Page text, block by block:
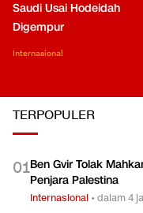
Saudi Usai Hodeidah
Digempur
Internasional
TERPOPULER
01Ben Gvir Tolak
Penjara Palestina
Internasional •dalam 4